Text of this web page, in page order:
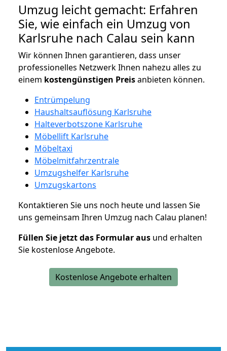
Umzug leicht gemacht: Erfahren
Sie, wie einfach ein Umzug von
Karlsruhe nach Calau sein kann
Wir können Ihnen garantieren, dass unser
professionelles Netzwerk Ihnen nahezu alles zu
einem kostengünstigen Preisanbieten können.
Entrümpelung
Haushaltsauflösung Karlsruhe
Halteverbotszone Karlsruhe
Möbellift Karlsruhe
Möbeltaxi
Möbelmitfahrzentrale
Umzugshelfer Karlsruhe
Umzugskartons
Kontaktieren Sie uns noch heute und lassen Sie
uns gemeinsam Ihren Umzug nach Calau planen!
Füllen Sie jetzt das Formular aus und erhalten
Sie kostenlose Angebote.
Kostenlose Angebote erhalten